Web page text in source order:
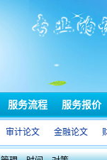
服务流程 服务报价
审计论文 金融论文